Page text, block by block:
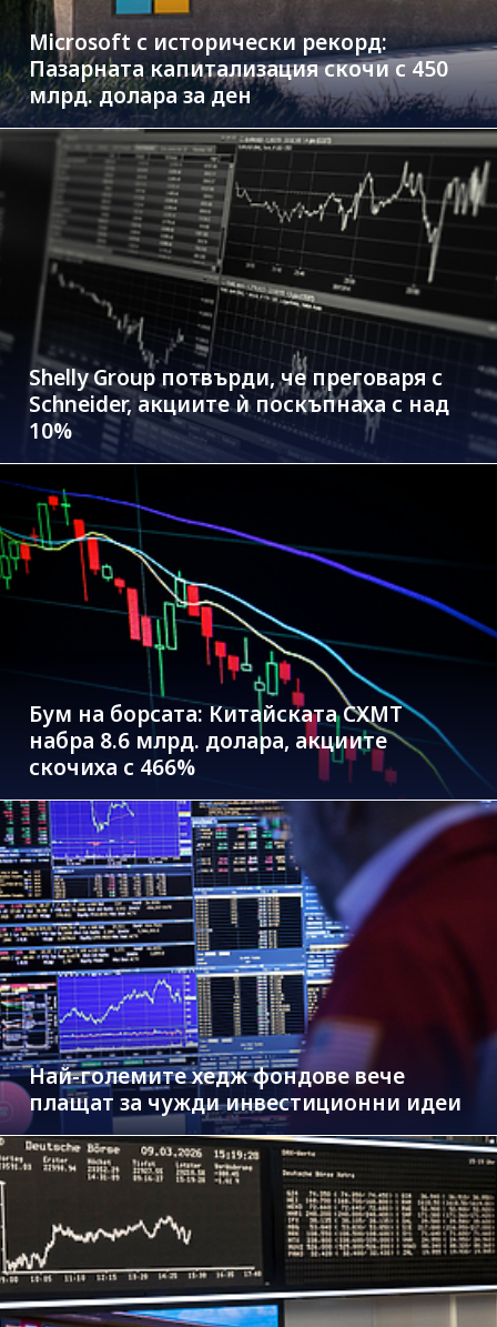
Microsoft с исторически рекорд:
Пазарната капитализация скочи с 450
млрд. долара за ден
Shelly Group потвърди, че преговаря с
Schneider, акциите ѝ поскъпнаха с над
10%
Бум на борсата: Китайската CXMT
набра 8.6 млрд. долара, акциите
скочиха с 466%
Най-големите хедж фондове вече
плащат за чужди инвестиционни идеи